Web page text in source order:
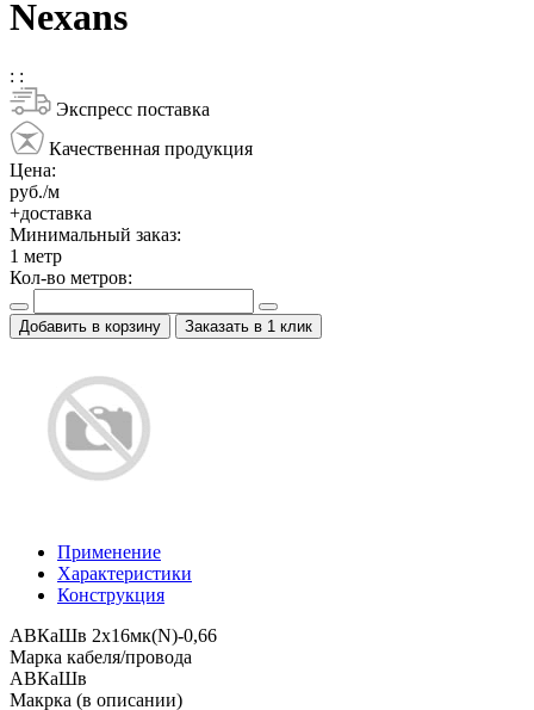
Nexans
: :
Экспресс поставка
Качественная продукция
Цена:
руб./м
+доставка
Минимальный заказ:
1 метр
Кол-во метров:
Добавить в корзину Заказать в 1 клик
Применение
Характеристики
Конструкция
АВКаШв 2x16мк(N)-0,66
Марка кабеля/провода
АВКаШв
Макрка (в описании)